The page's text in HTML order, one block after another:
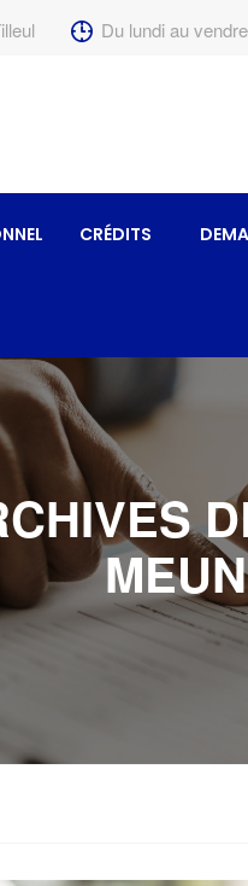
Du lundi au
CRÉDITS